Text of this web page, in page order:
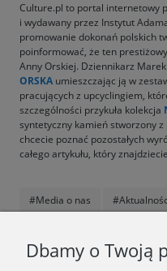
Culture.pl to portal internetowy
i wydawany przez Instytut
promowanie dokonań polskich
poinformować, że ten
Anny Orskiej. Dziennikarz
ORSKA umieszczając ją w
pracujących z upcyclingiem,
szczególności przykuła kolekcja
syntetyczny kamień stworzony z
chcecie poznać pozostałych
całego artykułu, który znajdziecie
#Media o nas
Dbamy o Twoją